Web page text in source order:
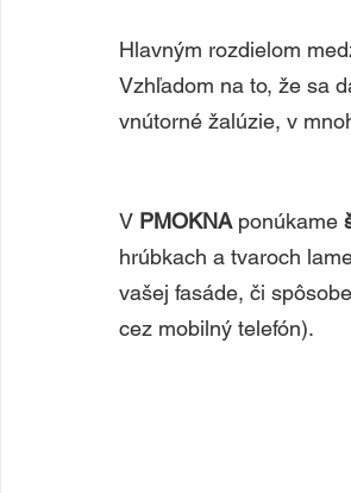
Hlavným rozdielom
Vzhľadom na to, že sa
vnútorné žalúzie, v
V PMOKNA ponúkame
hrúbkach a tvaroch
vašej fasáde, či
cez mobilný telefón).